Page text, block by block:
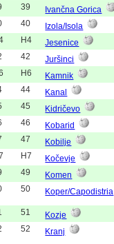
39 Ivančna Gorica
40 Izola/Isola
H4 Jesenice
42 Juršinci
H6 Kamnik
44 Kanal
45 Kidričevo
46 Kobarid
47 Kobilje
H7 Kočevje
49 Komen
50 Koper/Capodistria
51 Kozje
52 Kranj